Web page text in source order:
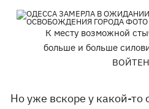
К месту возможной
больше и больше
Но уже вскоре у какой-то